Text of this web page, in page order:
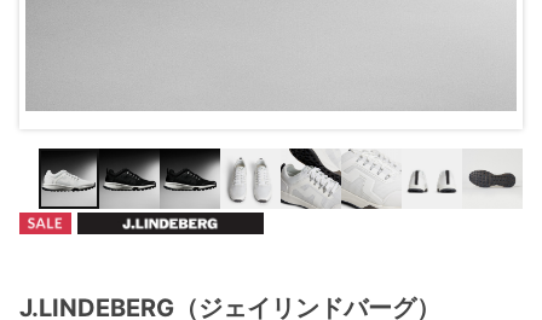
J.LINDEBERG（ジェイリンドバーグ）